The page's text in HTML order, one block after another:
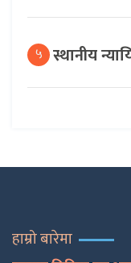
५ स्थानीय
हाम्रो बारेमा